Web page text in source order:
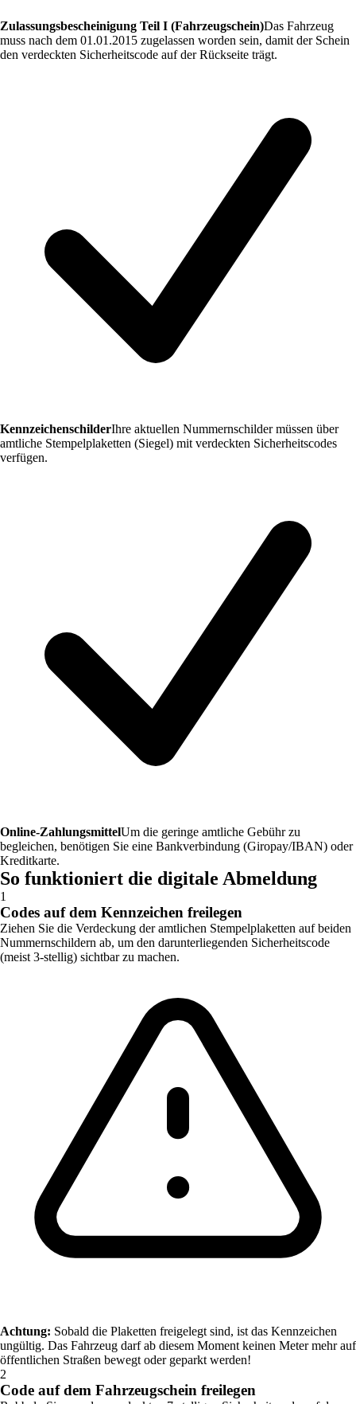
Zulassungsbescheinigung Teil I (Fahrzeugschein)Das Fahrzeug
muss nach dem 01.01.2015 zugelassen worden sein, damit der Schein
den verdeckten Sicherheitscode auf der Rückseite trägt.
KennzeichenschilderIhre aktuellen Nummernschilder müssen über
amtliche Stempelplaketten (Siegel) mit verdeckten Sicherheitscodes
verfügen.
Online-ZahlungsmittelUm die geringe amtliche Gebühr zu
begleichen, benötigen Sie eine Bankverbindung (Giropay/IBAN) oder
Kreditkarte.
So funktioniert die digitale Abmeldung
1
Codes auf dem Kennzeichen freilegen
Ziehen Sie die Verdeckung der amtlichen Stempelplaketten auf beiden
Nummernschildern ab, um den darunterliegenden Sicherheitscode
(meist 3-stellig) sichtbar zu machen.
Achtung: Sobald die Plaketten freigelegt sind, ist das Kennzeichen
ungültig. Das Fahrzeug darf ab diesem Moment keinen Meter mehr auf
öffentlichen Straßen bewegt oder geparkt werden!
2
Code auf dem Fahrzeugschein freilegen